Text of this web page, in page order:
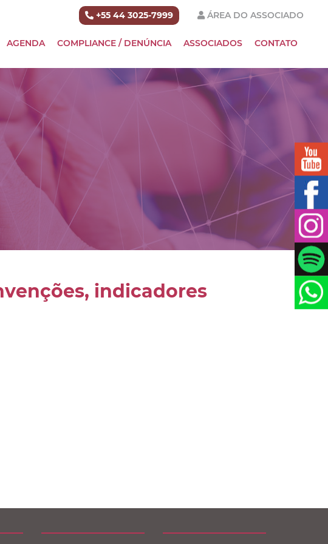
+55 44 3025-7999 ÁREA DO ASSOCIADO
AGENDA COMPLIANCE / DENÚNCIA ASSOCIADOS CONTATO
indicadores